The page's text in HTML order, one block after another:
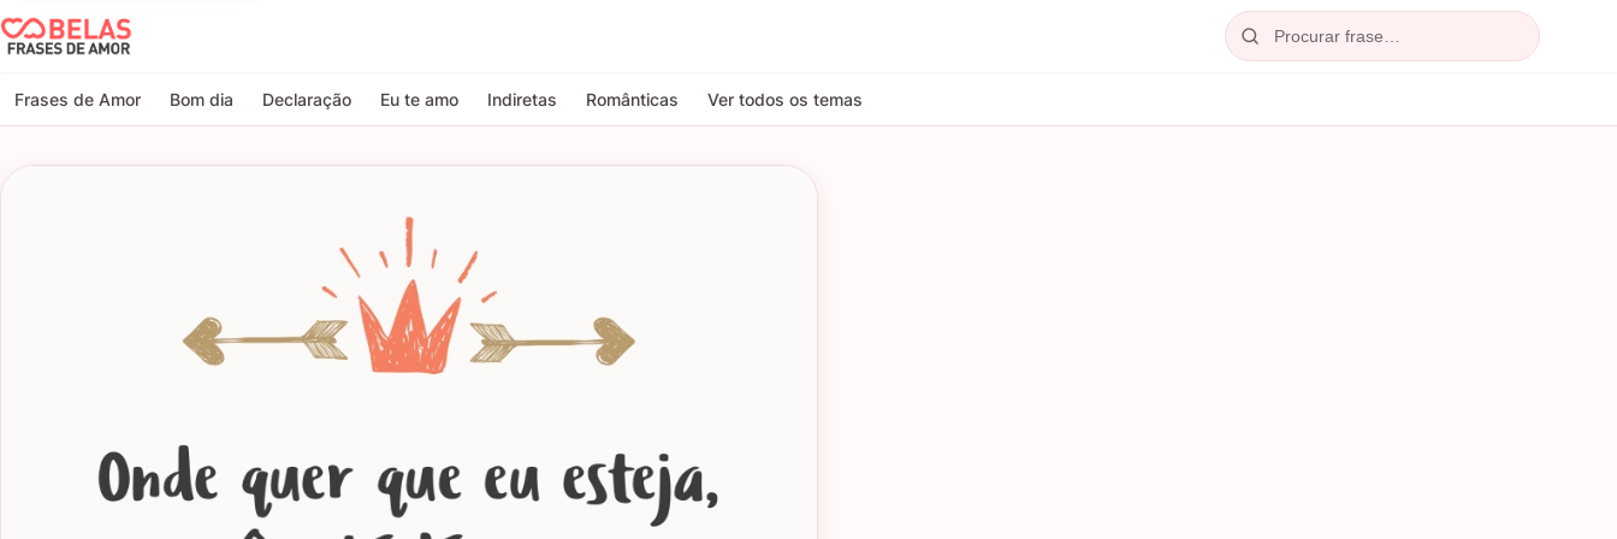
Belas Frases de Amor
Frases de Amor Bom dia Declaração Eu te amo Indiretas Românticas Ver todos os temas